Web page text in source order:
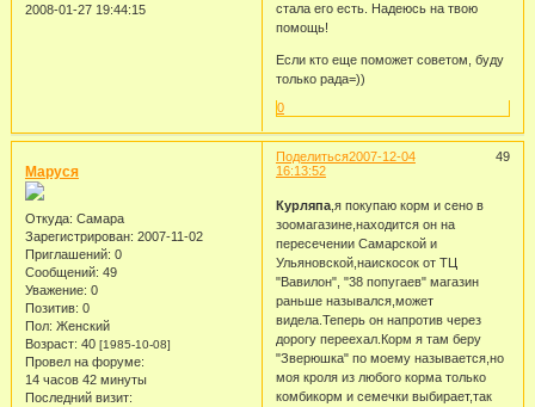
2008-01-27 19:44:15
стала его есть. Надеюсь на твою
помощь!
Если кто еще поможет советом, буду
только рада=))
0
Поделиться 49
2007-12-04
16:13:52
Маруся
Откуда: Самара
Зарегистрирован: 2007-11-02
Приглашений: 0
Сообщений: 49
Уважение: 0
Позитив: 0
Пол: Женский
Возраст: 40 [1985-10-08]
Провел на форуме:
14 часов 42 минуты
Последний визит:
Курляпа,я покупаю корм и сено в
зоомагазине,находится он на
пересечении Самарской и
Ульяновской,наискосок от ТЦ
"Вавилон", "38 попугаев" магазин
раньше назывался,может
видела.Теперь он напротив через
дорогу переехал.Корм я там беру
"Зверюшка" по моему называется,но
моя кроля из любого корма только
комбикорм и семечки выбирает,так